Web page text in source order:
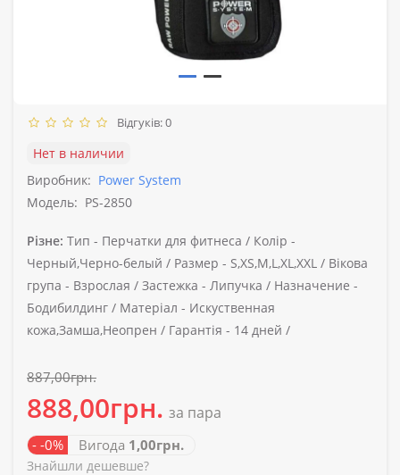
Відгуків: 0
Нет в наличии
Виробник: Power System
Модель: PS-2850
Різне: Тип - Перчатки для фитнеса / Колір -
Черный,Черно-белый / Размер - S,XS,M,L,XL,XXL / Вікова
група - Взрослая / Застежка - Липучка / Назначение -
Бодибилдинг / Матеріал - Искуственная
кожа,Замша,Неопрен / Гарантія - 14 дней /
887,00грн.
888,00грн. за пара
- -0% Вигода 1,00грн.
Знайшли дешевше?